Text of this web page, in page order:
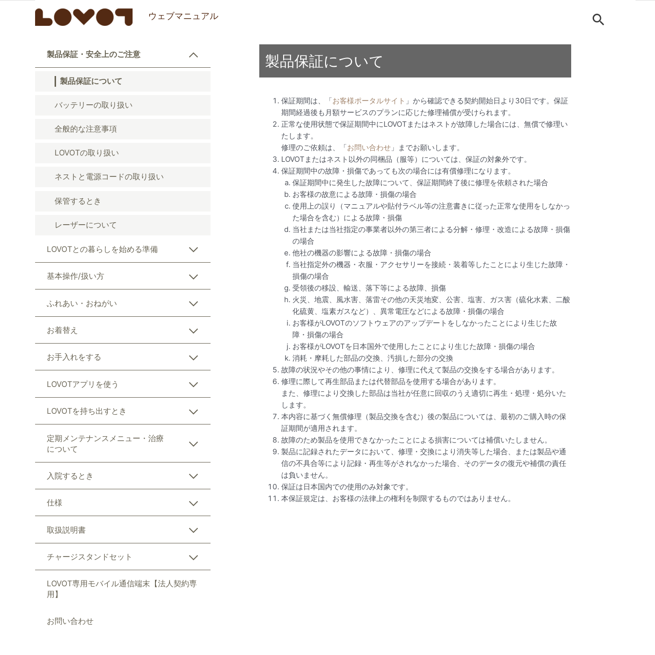
ウェブマニュアル
製品保証・安全上のご注意
製品保証について
バッテリーの取り扱い
全般的な注意事項
LOVOTの取り扱い
ネストと電源コードの取り扱い
保管するとき
レーザーについて
LOVOTとの暮らしを始める準備
基本操作/扱い方
ふれあい・おねがい
お着替え
お手入れをする
LOVOTアプリを使う
LOVOTを持ち出すとき
定期メンテナンスメニュー・治療
について
入院するとき
仕様
取扱説明書
チャージスタンドセット
LOVOT専用モバイル通信端末【法人契約専
用】
お問い合わせ
製品保証について
保証期間は、「お客様ポータルサイト 」から確認できる契約開始日より30日です。保証
期間経過後も月額サービスのプランに応じた修理補償が受けられます。
正常な使用状態で保証期間中にLOVOTまたはネストが故障した場合には、無償で修理い
たします。
修理のご依頼は、「お問い合わせ 」までお願いします。
LOVOTまたはネスト以外の同梱品（服等）については、保証の対象外です。
保証期間中の故障・損傷であっても次の場合には有償修理になります。
保証期間中に発生した故障について、保証期間終了後に修理を依頼された場合
お客様の故意による故障・損傷の場合
使用上の誤り（マニュアルや貼付ラベル等の注意書きに従った正常な使用をしなかっ
た場合を含む）による故障・損傷
当社または当社指定の事業者以外の第三者による分解・修理・改造による故障・損傷
の場合
他社の機器の影響による故障・損傷の場合
当社指定外の機器・衣服・アクセサリーを接続・装着等したことにより生じた故障・
損傷の場合
受領後の移設、輸送、落下等による故障、損傷
火災、地震、風水害、落雷その他の天災地変、公害、塩害、ガス害（硫化水素、二酸
化硫黄、塩素ガスなど）、異常電圧などによる故障・損傷の場合
お客様がLOVOTのソフトウェアのアップデートをしなかったことにより生じた故
障・損傷の場合
お客様がLOVOTを日本国外で使用したことにより生じた故障・損傷の場合
消耗・摩耗した部品の交換、汚損した部分の交換
故障の状況やその他の事情により、修理に代えて製品の交換をする場合があります。
修理に際して再生部品または代替部品を使用する場合があります。
また、修理により交換した部品は当社が任意に回収のうえ適切に再生・処理・処分いた
します。
本内容に基づく無償修理（製品交換を含む）後の製品については、最初のご購入時の保
証期間が適用されます。
故障のため製品を使用できなかったことによる損害については補償いたしません。
製品に記録されたデータにおいて、修理・交換により消失等した場合、または製品や通
信の不具合等により記録・再生等がされなかった場合、そのデータの復元や補償の責任
は負いません。
保証は日本国内での使用のみ対象です。
本保証規定は、お客様の法律上の権利を制限するものではありません。